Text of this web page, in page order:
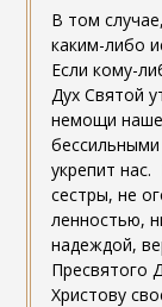
В том
каким-либо
Если кому-
Дух Святой
немощи
укрепит
сестры, не
ленностью,
надеждой,
Пресвятого
Христову